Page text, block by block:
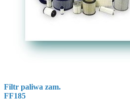
Filtr paliwa zam.
FF185